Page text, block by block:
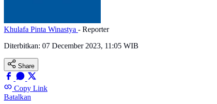
Khulafa Pinta Winastya - Reporter
Diterbitkan: 07 December 2023, 11:05 WIB
Share
Copy Link
Batalkan